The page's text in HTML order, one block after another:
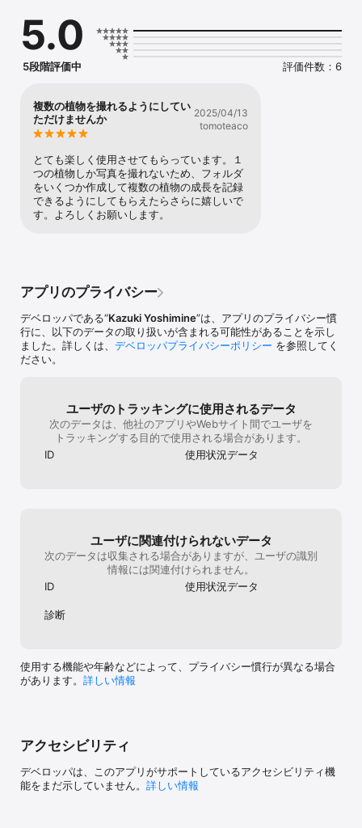
MP4動画に書き出すことができるため、植物の成長を楽しく見るこ
とができます。
今すぐあなただけの植物ライフを始めましょう！
5.0
5段階評価中 評価件数：6
複数の植物を撮れるようにしてい
ただけませんか
2025/04/13
tomoteaco
とても楽しく使用させてもらっています。１
つの植物しか写真を撮れないため、フォルダ
をいくつか作成して複数の植物の成長を記録
できるようにしてもらえたらさらに嬉しいで
す。よろしくお願いします。
アプリのプライバシー
デベロッパである“Kazuki Yoshimine”は、アプリのプライバシー慣
行に、以下のデータの取り扱いが含まれる可能性があることを示し
ました。詳しくは、 デベロッパプライバシーポリシー を参照してく
ださい。
ユーザのトラッキングに使用されるデータ
次のデータは、他社のアプリやWebサイト間でユーザを
トラッキングする目的で使用される場合があります。
ID
使用状況データ
ユーザに関連付けられないデータ
次のデータは収集される場合がありますが、ユーザの識別
情報には関連付けられません。
ID
使用状況データ
診断
使用する機能や年齢などによって、プライバシー慣行が異なる場合
があります。 詳しい情報
アクセシビリティ
デベロッパは、このアプリがサポートしているアクセシビリティ機
能をまだ示していません。 詳しい情報